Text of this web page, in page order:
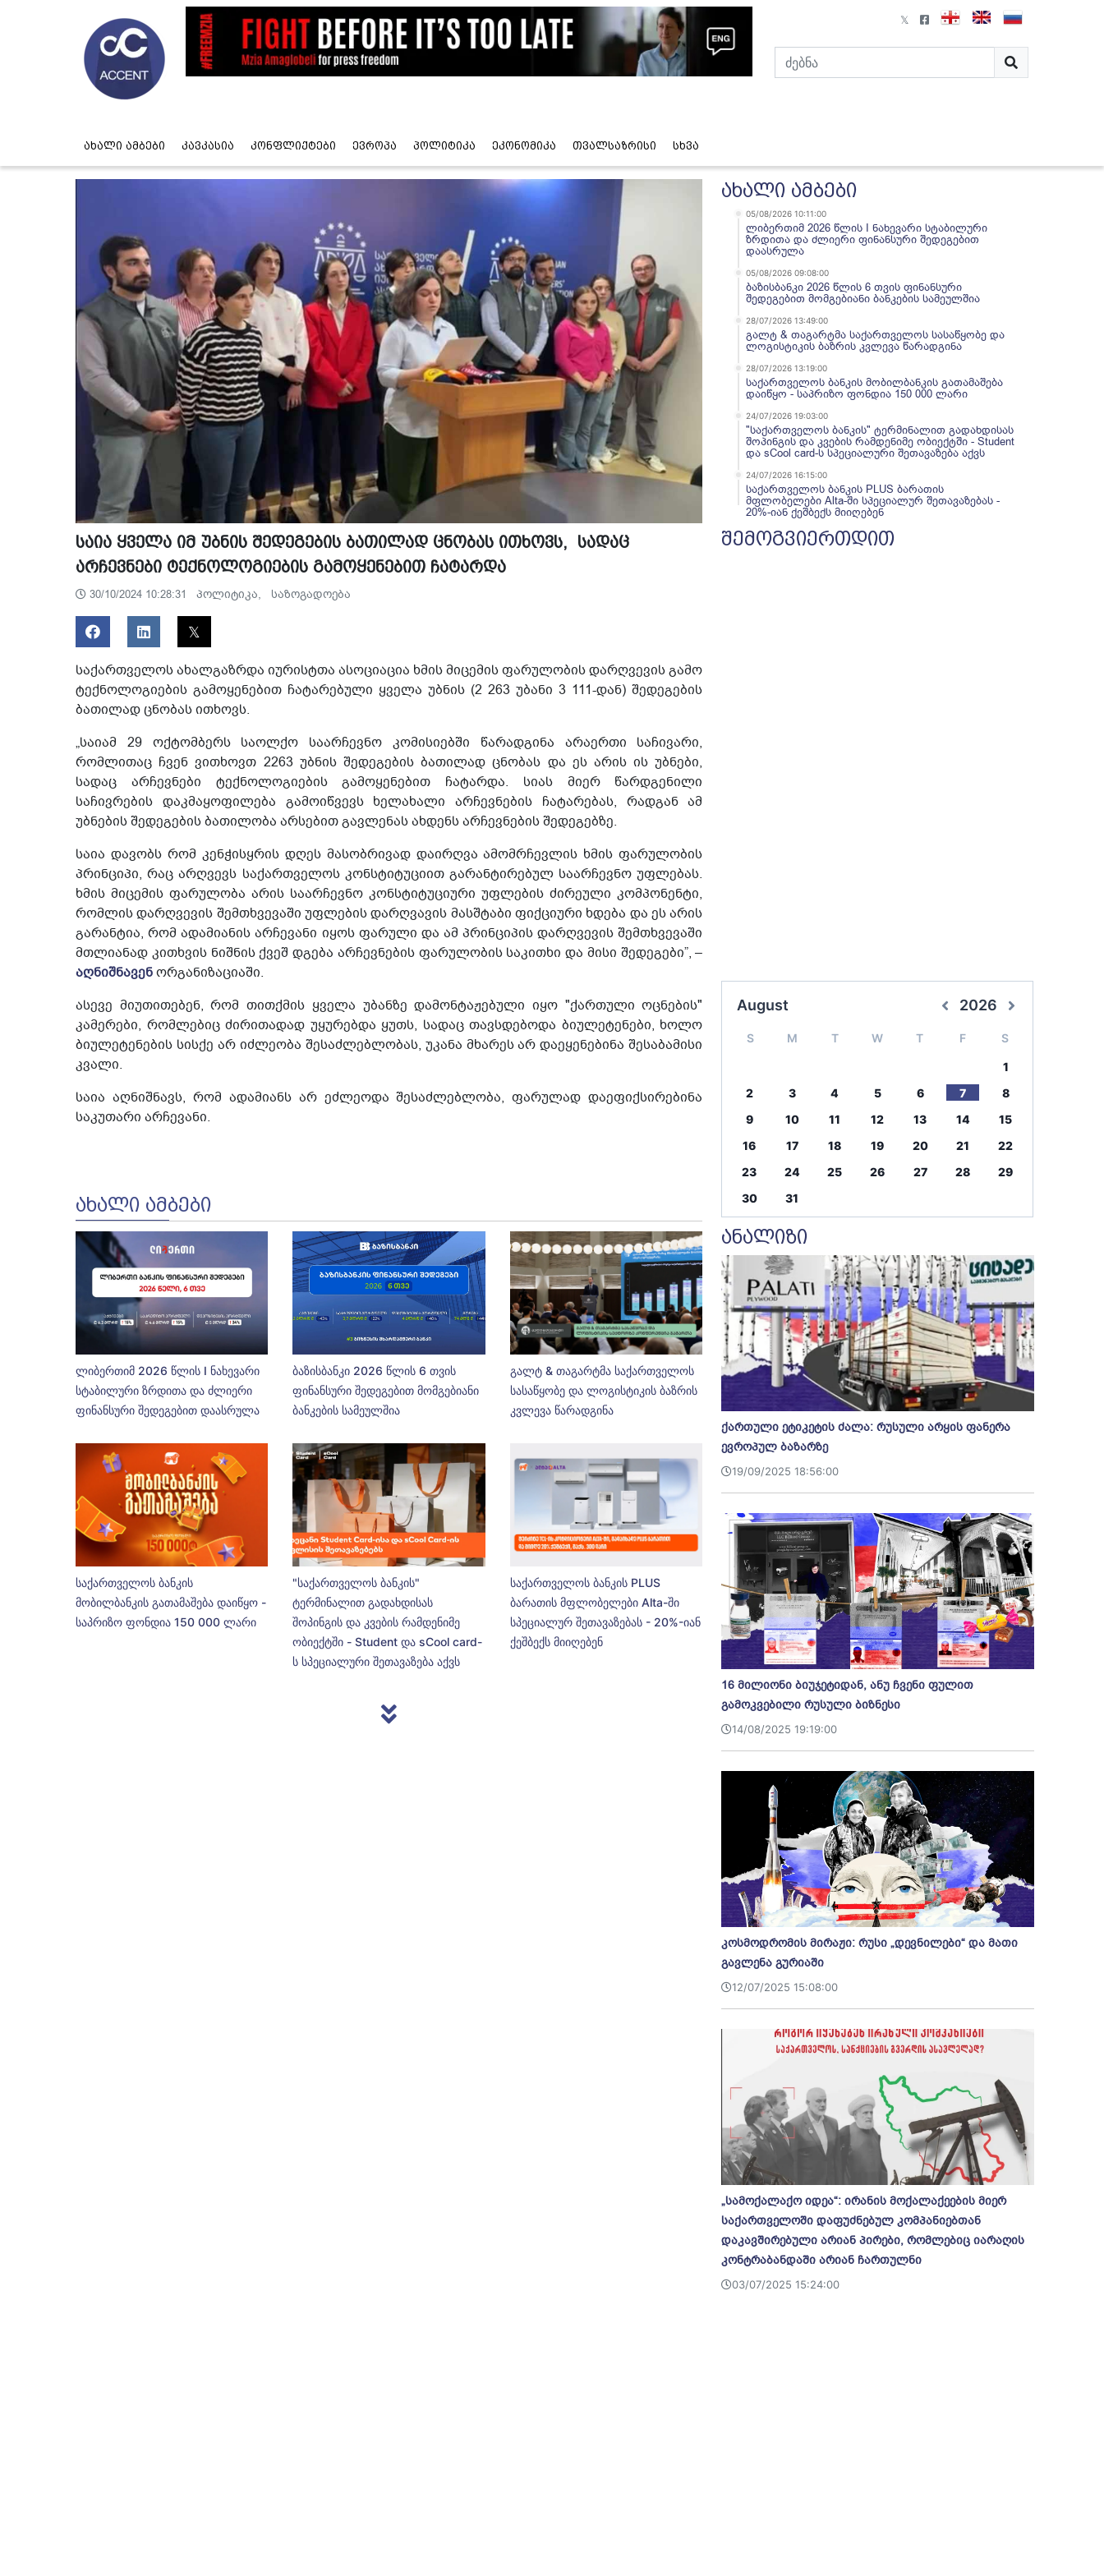
ახალი ამბები კავკასია კონფლიქტები ევროპა პოლიტიკა ეკონომიკა თვალსაზრისი სხვა
საია ყველა იმ უბნის შედეგების ბათილად ცნობას ითხოვს, სადაც
არჩევნები ტექნოლოგიების გამოყენებით ჩატარდა
30/10/2024 10:28:31 პოლიტიკა, საზოგადოება
საქართველოს ახალგაზრდა იურისტთა ასოციაცია ხმის მიცემის ფარულობის დარღვევის გამო
ტექნოლოგიების გამოყენებით ჩატარებული ყველა უბნის (2 263 უბანი 3 111-დან) შედეგების
ბათილად ცნობას ითხოვს.
„საიამ 29 ოქტომბერს საოლქო საარჩევნო კომისიებში წარადგინა არაერთი საჩივარი,
რომლითაც ჩვენ ვითხოვთ 2263 უბნის შედეგების ბათილად ცნობას და ეს არის ის უბნები,
სადაც არჩევნები ტექნოლოგიების გამოყენებით ჩატარდა. სიას მიერ წარდგენილი
საჩივრების დაკმაყოფილება გამოიწვევს ხელახალი არჩევნების ჩატარებას, რადგან ამ
უბნების შედეგების ბათილობა არსებით გავლენას ახდენს არჩევნების შედეგებზე.
საია დავობს რომ კენჭისყრის დღეს მასობრივად დაირღვა ამომრჩევლის ხმის ფარულობის
პრინციპი, რაც არღვევს საქართველოს კონსტიტუციით გარანტირებულ საარჩევნო უფლებას.
ხმის მიცემის ფარულობა არის საარჩევნო კონსტიტუციური უფლების ძირეული კომპონენტი,
რომლის დარღვევის შემთხვევაში უფლების დარღვავის მასშტაბი ფიქციური ხდება და ეს არის
გარანტია, რომ ადამიანის არჩევანი იყოს ფარული და ამ პრინციპის დარღვევის შემთხვევაში
მთლიანად კითხვის ნიშნის ქვეშ დგება არჩევნების ფარულობის საკითხი და მისი შედეგები”, –
აღნიშნავენორგანიზაციაში.
ასევე მიუთითებენ, რომ თითქმის ყველა უბანზე დამონტაჟებული იყო "ქართული ოცნების"
კამერები, რომლებიც ძირითადად უყურებდა ყუთს, სადაც თავსდებოდა ბიულეტენები, ხოლო
ბიულეტენების სისქე არ იძლეობა შესაძლებლობას, უკანა მხარეს არ დაეყენებინა შესაბამისი
კვალი.
საია აღნიშნავს, რომ ადამიანს არ ეძლეოდა შესაძლებლობა, ფარულად დაეფიქსირებინა
საკუთარი არჩევანი.
ᲐᲮᲐᲚᲘ ᲐᲛᲑᲔᲑᲘ
ლიბერთიმ 2026 წლის I ნახევარი
სტაბილური ზრდითა და ძლიერი
ფინანსური შედეგებით დაასრულა
ბაზისბანკი 2026 წლის 6 თვის
ფინანსური შედეგებით მომგებიანი
ბანკების სამეულშია
გალტ & თაგარტმა საქართველოს
სასაწყობე და ლოგისტიკის ბაზრის
კვლევა წარადგინა
საქართველოს ბანკის
მობილბანკის გათამაშება დაიწყო -
საპრიზო ფონდია 150 000 ლარი
"საქართველოს ბანკის"
ტერმინალით გადახდისას
შოპინგის და კვების რამდენიმე
ობიექტში - Student და sCool card-
ს სპეციალური შეთავაზება აქვს
საქართველოს ბანკის PLUS
ბარათის მფლობელები Alta-ში
სპეციალურ შეთავაზებას - 20%-იან
ქეშბექს მიიღებენ
ახალი ამბები
05/08/2026 10:11:00
ლიბერთიმ 2026 წლის I ნახევარი სტაბილური
ზრდითა და ძლიერი ფინანსური შედეგებით
დაასრულა
05/08/2026 09:08:00
ბაზისბანკი 2026 წლის 6 თვის ფინანსური
შედეგებით მომგებიანი ბანკების სამეულშია
28/07/2026 13:49:00
გალტ & თაგარტმა საქართველოს სასაწყობე და
ლოგისტიკის ბაზრის კვლევა წარადგინა
28/07/2026 13:19:00
საქართველოს ბანკის მობილბანკის გათამაშება
დაიწყო - საპრიზო ფონდია 150 000 ლარი
24/07/2026 19:03:00
"საქართველოს ბანკის" ტერმინალით გადახდისას
შოპინგის და კვების რამდენიმე ობიექტში - Student
და sCool card-ს სპეციალური შეთავაზება აქვს
24/07/2026 16:15:00
საქართველოს ბანკის PLUS ბარათის
მფლობელები Alta-ში სპეციალურ შეთავაზებას -
20%-იან ქეშბექს მიიღებენ
შემოგვიერთდით
August 2026
S M T W T F S
1
2
3 4 5 6 7
8
9
10 11 12 13 14
15
16
17 18 19 20 21
22
23
24 25 26 27 28
29
30
31
ანალიზი
ქართული ეტიკეტის ძალა: რუსული არყის ფანერა
ევროპულ ბაზარზე
19/09/2025 18:56:00
16 მილიონი ბიუჯეტიდან, ანუ ჩვენი ფულით
გამოკვებილი რუსული ბიზნესი
14/08/2025 19:19:00
კოსმოდრომის მირაჟი: რუსი „დევნილები“ და მათი
გავლენა გურიაში
12/07/2025 15:08:00
„სამოქალაქო იდეა“: ირანის მოქალაქეების მიერ
საქართველოში დაფუძნებულ კომპანიებთან
დაკავშირებული არიან პირები, რომლებიც იარაღის
კონტრაბანდაში არიან ჩართულნი
03/07/2025 15:24:00